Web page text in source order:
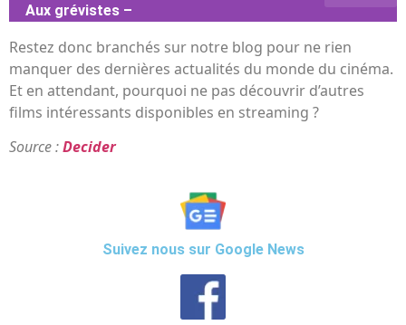
Aux grévistes –
Restez donc branchés sur notre blog pour ne rien
manquer des dernières actualités du monde du cinéma.
Et en attendant, pourquoi ne pas découvrir d’autres
films intéressants disponibles en streaming ?
Source :Decider
Suivez nous sur Google News